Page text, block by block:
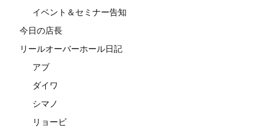
イベント＆セミナー告知
今日の店長
リールオーバーホール日記
アブ
ダイワ
シマノ
リョービ